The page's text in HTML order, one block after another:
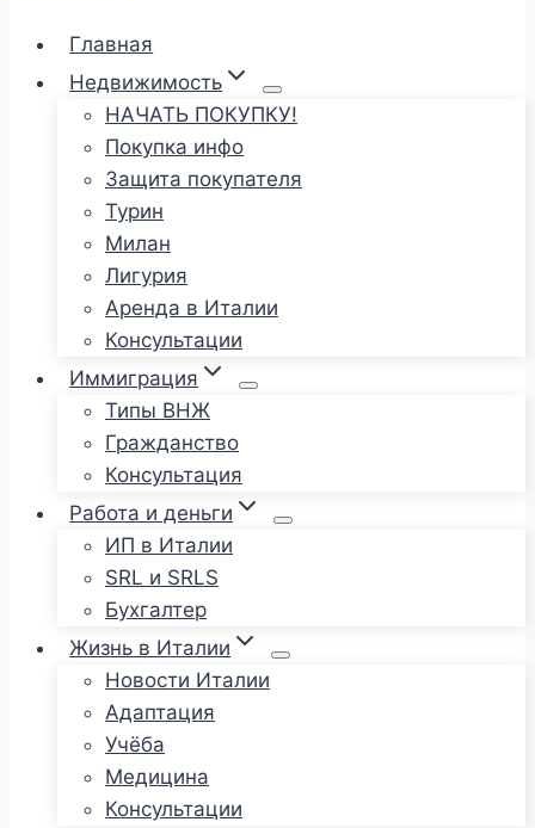
Главная
Недвижимость
НАЧАТЬ ПОКУПКУ!
Покупка инфо
Защита покупателя
Турин
Милан
Лигурия
Аренда в Италии
Консультации
Иммиграция
Типы ВНЖ
Гражданство
Консультация
Работа и деньги
ИП в Италии
SRL и SRLS
Бухгалтер
Жизнь в Италии
Новости Италии
Адаптация
Учёба
Медицина
Консультации